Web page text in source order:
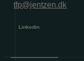
tfp@jentzen.dk
Linkedin